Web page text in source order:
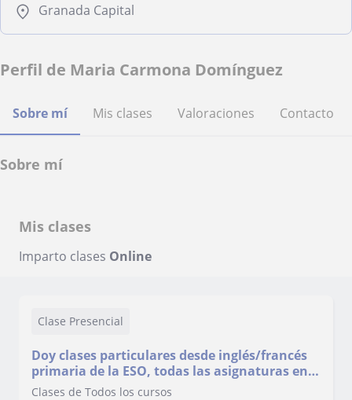
Granada Capital
Perfil de Maria Carmona Domínguez
Sobre mí Mis clases Valoraciones Contacto
Sobre mí
Mis clases
Imparto clases Online
Clase Presencial
Doy clases particulares desde inglés/francés
primaria de la ESO, todas las asignaturas en
la zona de Granada capital y pueblos del
Clases de Todos los cursos